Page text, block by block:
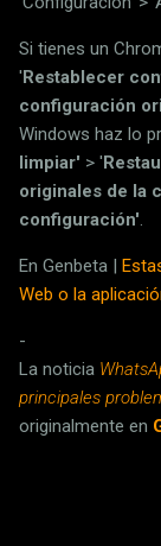
Si tienes un
'Restablecer
configuración
Windows haz lo
limpiar' > '
originales de la
configuración'.
En Genbeta |
Web o la
-
La noticia
principales
originalmente en